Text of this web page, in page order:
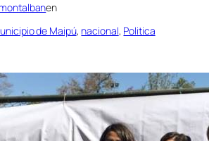
en
de Maipú, nacional, Politica